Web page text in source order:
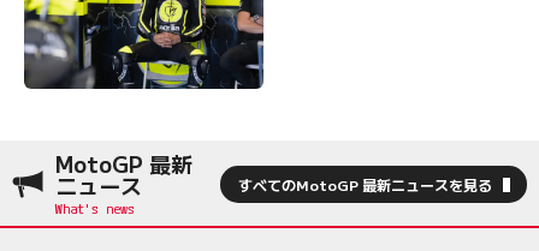
MotoGP 最新
ニュース すべてのMotoGP 最新ニュースを見る